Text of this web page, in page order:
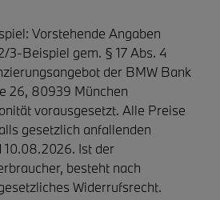
Vorstehende Angaben
3-Beispiel gem. § 17 Abs. 4
der BMW Bank
26, 80939 München
vorausgesetzt. Alle Preise
gesetzlich anfallenden
10.08.2026. Ist der
besteht nach
Widerrufsrecht.